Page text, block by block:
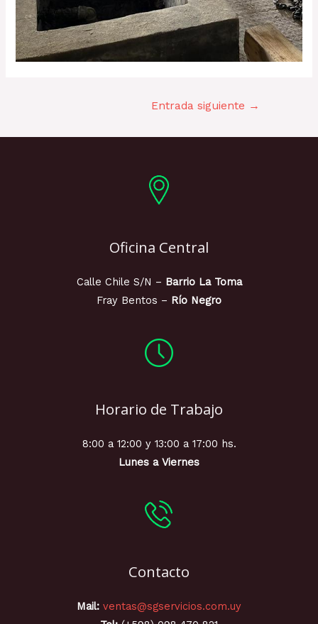
Entrada siguiente →
Oficina Central
Calle Chile S/N – Barrio La Toma
Fray Bentos – Río Negro
Horario de Trabajo
8:00 a 12:00 y 13:00 a 17:00 hs.
Lunes a Viernes
Contacto
Mail: ventas@sgservicios.com.uy